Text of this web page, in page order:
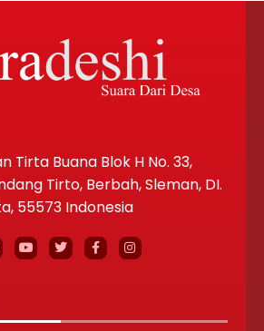
Tirta Buana Blok H No. 33,
Tirto, Berbah, Sleman, DI.
55573 Indonesia